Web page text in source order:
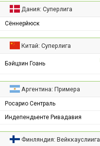
Дания: Суперлига
Сённерйюск
Китай: Суперлига
Бэйцзин Гоань
Аргентина: Примера
Росарио Сентраль
Индепендьенте Ривадавия
Финляндия: Вейккауслиига